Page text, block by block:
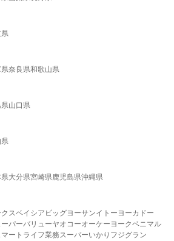
奈良県和歌山県
県山口県
大分県宮崎県鹿児島県沖縄県
スベイシア ビッグヨーサンイトーヨーカドー
ーパーバリューヤオコーオーケー ヨークベニマル
ート ライフ業務スーパーいかり フジグラン